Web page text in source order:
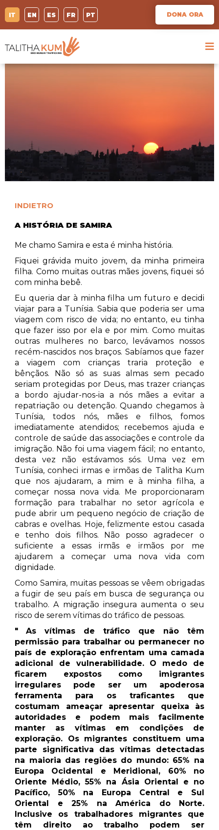
IT EN ES FR PT DONA ORA
INDIETRO
A HISTÓRIA DE SAMIRA
Me chamo Samira e esta é minha história.
Fiquei grávida muito jovem, da minha primeira
filha. Como muitas outras mães jovens, fiquei só
com minha bebê.
Eu queria dar à minha filha um futuro e decidi
viajar para a Tunísia. Sabia que poderia ser uma
viagem com risco de vida; no entanto, eu tinha
que fazer isso por ela e por mim. Como muitas
outras mulheres no barco, levávamos nossos
recém-nascidos nos braços. Sabíamos que fazer
a viagem com crianças traria proteção e
bênçãos. Não só as suas almas sem pecado
seriam protegidas por Deus, mas trazer crianças
a bordo ajudar-nos-ia a nós mães a evitar a
repatriação ou detenção. Quando chegamos à
Tunísia, todos nós, mães e filhos, fomos
imediatamente atendidos; recebemos ajuda e
controle de saúde das associações e controle da
imigração. Não foi uma viagem fácil; no entanto,
desta vez não estávamos sós. Uma vez em
Tunísia, conheci irmas e irmõas de Talitha Kum
que nos ajudaram, a mim e à minha filha, a
começar nossa nova vida. Me proporcionaram
formação para trabalhar no setor agrícola e
pude abrir um pequeno negócio de criação de
cabras e ovelhas. Hoje, felizmente estou casada
e tenho dois filhos. Não posso agradecer o
suficiente a essas irmãs e irmãos por me
ajudarem a começar uma nova vida com
dignidade.
Como Samira, muitas pessoas se vêem obrigadas
a fugir de seu país em busca de segurança ou
trabalho. A migração insegura aumenta o seu
risco de serem vítimas do tráfico de pessoas.
"
As vítimas de tráfico que não têm
permissão para trabalhar ou permanecer no
país de exploração enfrentam uma camada
adicional de vulnerabilidade. O medo de
ficarem expostos como imigrantes
irregulares pode ser um apoderosa
ferramenta para os traficantes que
costumam ameaçar apresentar queixa às
autoridades e podem mais facilmente
manter as vítimas em condições de
exploração. Os migrantes constituem uma
parte significativa das vítimas detectadas
na maioria das regiões do mundo: 65% na
Europa Ocidental e Meridional, 60% no
Oriente Médio, 55% na Ásia Oriental e no
Pacífico, 50% na Europa Central e Sul
Oriental e 25% na América do Norte.
Inclusive os trabalhadores migrantes que
têm direito ao trabalho podem ser